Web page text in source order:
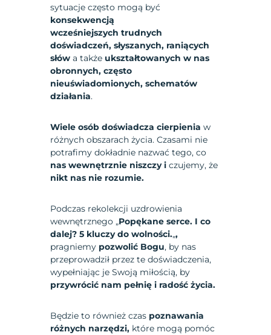
sytuacje często mogą być
konsekwencją
wcześniejszych trudnych
doświadczeń, słyszanych, raniących
słówa także ukształtowanych w nas
obronnych, często
nieuświadomionych, schematów
działania.
Wiele osób doświadcza cierpieniaw
różnych obszarach życia. Czasami nie
potrafimy dokładnie nazwać tego, co
nas wewnętrznie niszczy iczujemy, że
nikt nas nie rozumie.
Podczas rekolekcji uzdrowienia
wewnętrznego „Popękane serce. I co
dalej? 5 kluczy do wolności.„,
pragniemy pozwolić Bogu, by nas
przeprowadził przez te doświadczenia,
wypełniając je Swoją miłością, by
przywrócić nam pełnię i radość życia.
Będzie to również czas poznawania
różnych narzędzi, które mogą pomóc